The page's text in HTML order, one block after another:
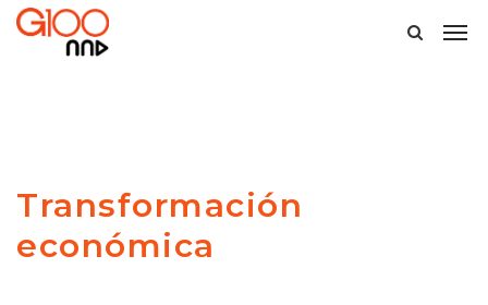
Transformación
económica